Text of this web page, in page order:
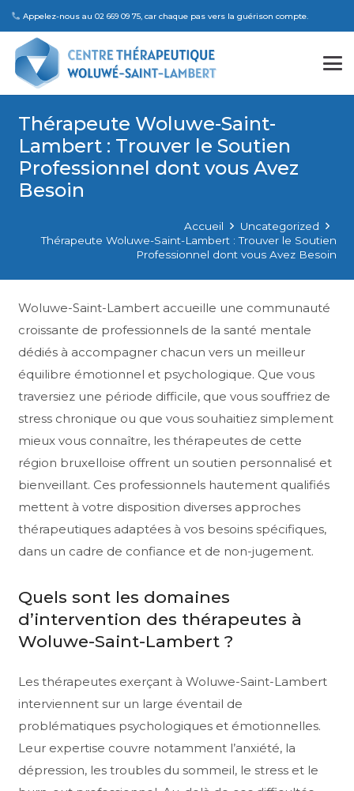
Appelez-nous au 02 669 09 75, car chaque pas vers la guérison compte.
Thérapeute Woluwe-Saint-
Lambert : Trouver le Soutien
Professionnel dont vous Avez
Besoin
Accueil
Uncategorized
Thérapeute Woluwe-Saint-Lambert : Trouver le Soutien
Professionnel dont vous Avez Besoin
Woluwe-Saint-Lambert accueille une communauté
croissante de professionnels de la santé mentale
dédiés à accompagner chacun vers un meilleur
équilibre émotionnel et psychologique. Que vous
traversiez une période difficile, que vous souffriez de
stress chronique ou que vous souhaitiez simplement
mieux vous connaître, les thérapeutes de cette
région bruxelloise offrent un soutien personnalisé et
bienveillant. Ces professionnels hautement qualifiés
mettent à votre disposition diverses approches
thérapeutiques adaptées à vos besoins spécifiques,
dans un cadre de confiance et de non-jugement.
Quels sont les domaines
d’intervention des thérapeutes à
Woluwe-Saint-Lambert ?
Les thérapeutes exerçant à Woluwe-Saint-Lambert
interviennent sur un large éventail de
problématiques psychologiques et émotionnelles.
Leur expertise couvre notamment l’anxiété, la
dépression, les troubles du sommeil, le stress et le